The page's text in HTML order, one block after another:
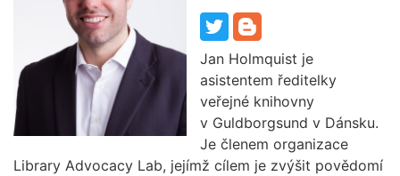
Jan Holmquist je
asistentem ředitelky
veřejné knihovny
v Guldborgsund v Dánsku.
Je členem organizace
Library Advocacy Lab, jejímž cílem je zvýšit povědomí